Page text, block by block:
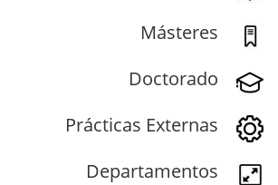
Másteres
Doctorado
Prácticas Externas
Departamentos